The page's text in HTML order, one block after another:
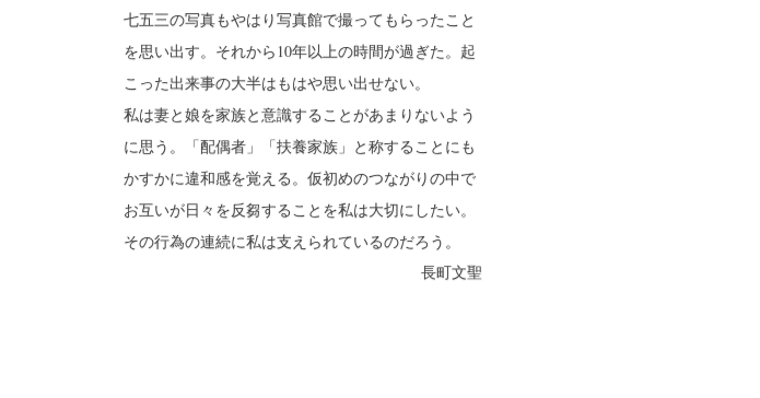
七五三の写真もやはり写真館で撮ってもらったこと
を思い出す。それから10年以上の時間が過ぎた。起
こった出来事の大半はもはや思い出せない。
私は妻と娘を家族と意識することがあまりないよう
に思う。「配偶者」「扶養家族」と称することにも
かすかに違和感を覚える。仮初めのつながりの中で
お互いが日々を反芻することを私は大切にしたい。
その行為の連続に私は支えられているのだろう。
長町文聖